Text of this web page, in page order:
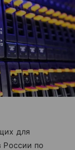
для
России по